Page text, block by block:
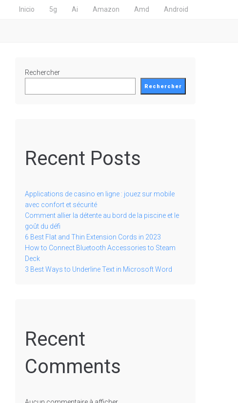
Inicio 5g Ai Amazon Amd Android
Rechercher
Rechercher
Recent Posts
Applications de casino en ligne : jouez sur mobile
avec confort et sécurité
Comment allier la détente au bord de la piscine et le
goût du défi
6 Best Flat and Thin Extension Cords in 2023
How to Connect Bluetooth Accessories to Steam
Deck
3 Best Ways to Underline Text in Microsoft Word
Recent
Comments